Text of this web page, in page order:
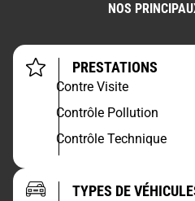
NOS
PRESTATIONS
Contre Visite
Contrôle Pollution
Contrôle Technique
TYPES DE